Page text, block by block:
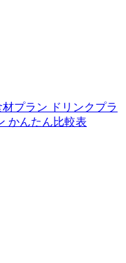
材プラン ドリンクプラ
かんたん比較表